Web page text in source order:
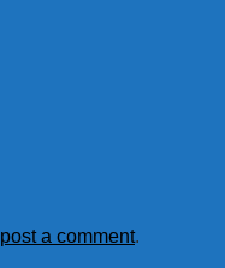
post a comment.